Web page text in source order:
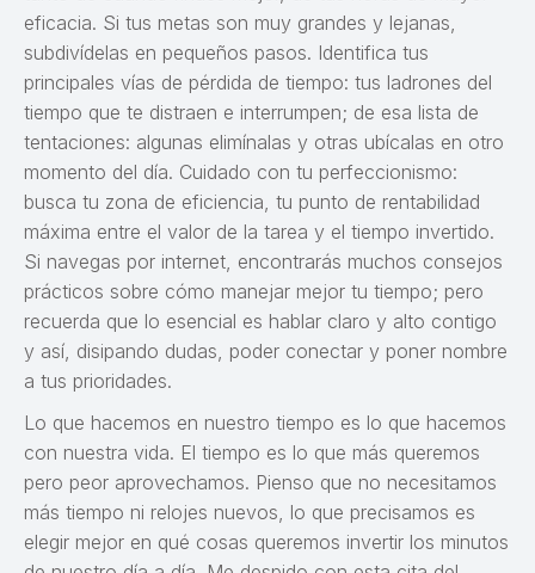
eficacia. Si tus metas son muy grandes y lejanas,
subdivídelas en pequeños pasos. Identifica tus
principales vías de pérdida de tiempo: tus ladrones del
tiempo que te distraen e interrumpen; de esa lista de
tentaciones: algunas elimínalas y otras ubícalas en otro
momento del día. Cuidado con tu perfeccionismo:
busca tu zona de eficiencia, tu punto de rentabilidad
máxima entre el valor de la tarea y el tiempo invertido.
Si navegas por internet, encontrarás muchos consejos
prácticos sobre cómo manejar mejor tu tiempo; pero
recuerda que lo esencial es hablar claro y alto contigo
y así, disipando dudas, poder conectar y poner nombre
a tus prioridades.
Lo que hacemos en nuestro tiempo es lo que hacemos
con nuestra vida. El tiempo es lo que más queremos
pero peor aprovechamos. Pienso que no necesitamos
más tiempo ni relojes nuevos, lo que precisamos es
elegir mejor en qué cosas queremos invertir los minutos